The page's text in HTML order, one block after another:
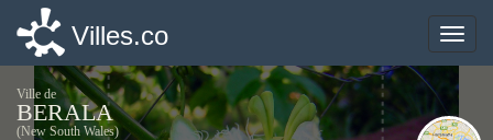
Toggle
Villes.co
Ville de
BERALA
(New South Wales)
Toggle
Villes.co